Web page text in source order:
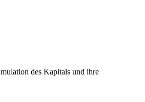
des Kapitals und ihre